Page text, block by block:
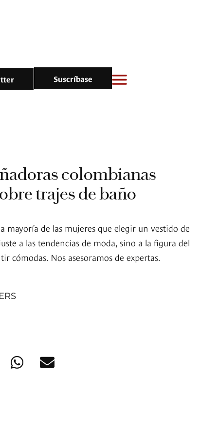
Suscríbase
colombianas
trajes de baño
mayoría de las mujeres que elegir un vestido de
a las tendencias de moda, sino a la figura del
cómodas. Nos asesoramos de expertas.